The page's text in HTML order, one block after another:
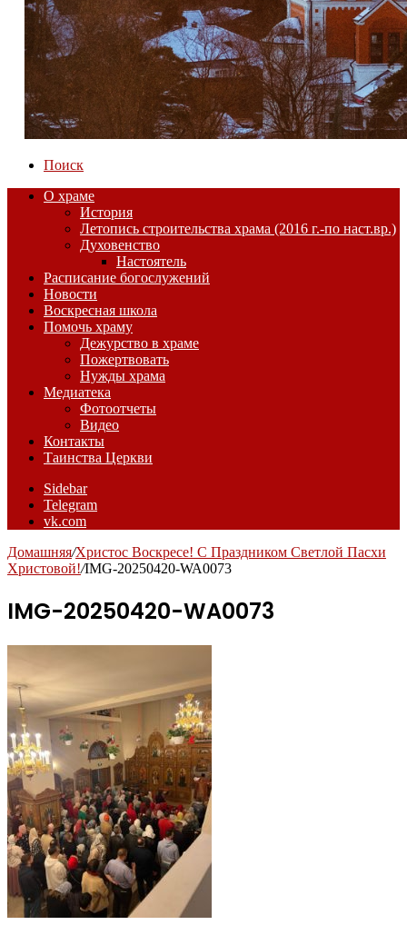
Поиск
О храме
История
Летопись строительства храма (2016 г.-по наст.вр.)
Духовенство
Настоятель
Расписание богослужений
Новости
Воскресная школа
Помочь храму
Дежурство в храме
Пожертвовать
Нужды храма
Медиатека
Фотоотчеты
Видео
Контакты
Таинства Церкви
Sidebar
Telegram
vk.com
Домашняя/Христос Воскресе! С Праздником Светлой Пасхи
Христовой!/IMG-20250420-WA0073
IMG-20250420-WA0073